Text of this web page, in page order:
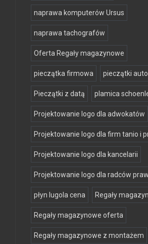
naprawa komputerów Ursus
naprawa tachografów
Oferta Regały magazynowe
pieczątka firmowa pieczątki
Pieczątki z datą plamica
Projektowanie logo dla adwokatów
Projektowanie logo dla firm tanio i
Projektowanie logo dla kancelarii
Projektowanie logo dla radców
płyn lugola cena Regały
Regały magazynowe oferta
Regały magazynowe z montażem